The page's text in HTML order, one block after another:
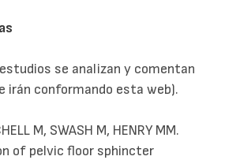
se analizan y comentan
irán conformando esta web).
M, SWASH M, HENRY MM.
of pelvic floor sphincter